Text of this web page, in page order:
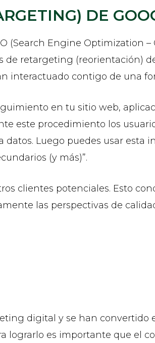
DE
(Search Engine Optimization
retargeting (reorientación) de
interactuado contigo de una
en tu sitio web,
este procedimiento los
Luego puedes usar esta
(y más)”.
clientes potenciales. Esto
las perspectivas de
digital y se han convertido
lograrlo es importante que el